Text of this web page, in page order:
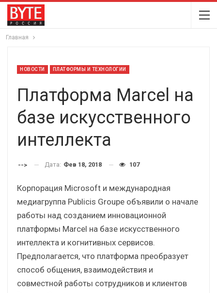
Главная
НОВОСТИ ПЛАТФОРМЫ И ТЕХНОЛОГИИ
Платформа Marcel на
базе искусственного
интеллекта
--> Дата: Фев 18, 2018 107
Корпорация Microsoft и международная
медиагруппа Publicis Groupe объявили о начале
работы над созданием инновационной
платформы Marcel на базе искусственного
интеллекта и когнитивных сервисов.
Предполагается, что платформа преобразует
способ общения, взаимодействия и
совместной работы сотрудников и клиентов